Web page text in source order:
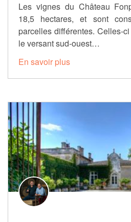
Les vignes du Château
18,5 hectares, et sont
parcelles différentes. Celles-
le versant sud-ouest…
En savoir plus